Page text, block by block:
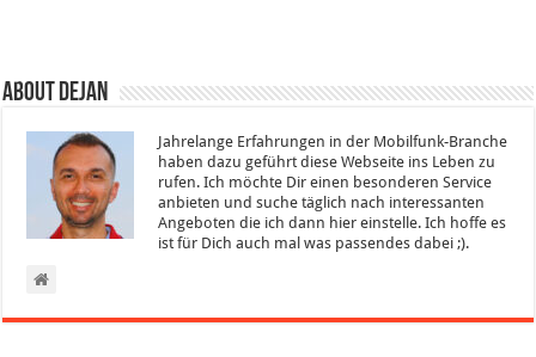
About Dejan
Jahrelange Erfahrungen in der Mobilfunk-Branche
haben dazu geführt diese Webseite ins Leben zu
rufen. Ich möchte Dir einen besonderen Service
anbieten und suche täglich nach interessanten
Angeboten die ich dann hier einstelle. Ich hoffe es
ist für Dich auch mal was passendes dabei ;).